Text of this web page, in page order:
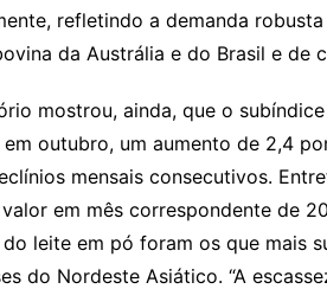
refletindo a demanda
da Austrália e do Brasil e de
mostrou, ainda, que o
outubro, um aumento de 2,4
mensais consecutivos.
em mês correspondente de
leite em pó foram os que mais
do Nordeste Asiático. “A